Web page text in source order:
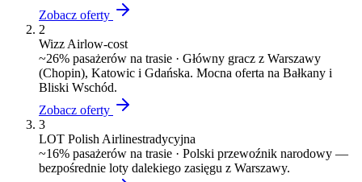
Zobacz oferty
2
Wizz Airlow-cost
~26% pasażerów na trasie · Główny gracz z Warszawy
(Chopin), Katowic i Gdańska. Mocna oferta na Bałkany i
Bliski Wschód.
Zobacz oferty
3
LOT Polish Airlinestradycyjna
~16% pasażerów na trasie · Polski przewoźnik narodowy —
bezpośrednie loty dalekiego zasięgu z Warszawy.